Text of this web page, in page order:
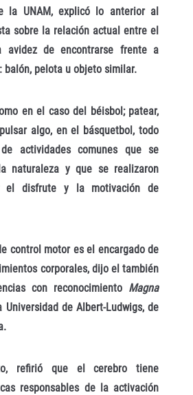
la UNAM, explicó lo anterior al
sobre la relación actual entre el
avidez de encontrarse frente a
balón, pelota u objeto similar.
en el caso del béisbol; patear,
algo, en el básquetbol, todo
actividades comunes que se
naturaleza y que se realizaron
el disfrute y la motivación de
control motor es el encargado de
corporales, dijo el también
con reconocimiento Magna
Universidad de Albert-Ludwigs, de
refirió que el cerebro tiene
responsables de la activación